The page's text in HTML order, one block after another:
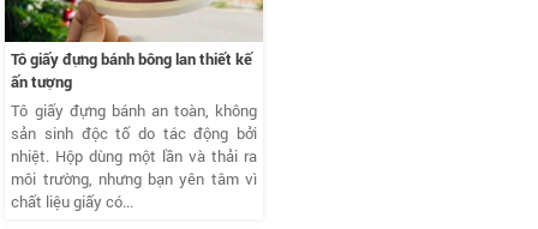
Tô giấy đựng bánh bông lan thiết kế
ấn tượng
Tô giấy đựng bánh an toàn, không
sản sinh độc tố do tác động bởi
nhiệt. Hộp dùng một lần và thải ra
môi trường, nhưng bạn yên tâm vì
chất liệu giấy có...